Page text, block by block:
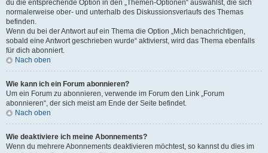
du die entsprechende Option in den „Themen-Optionen“ auswählst, die sich
normalerweise ober- und unterhalb des Diskussionsverlaufs des Themas
befinden.
Wenn du bei der Antwort auf ein Thema die Option „Mich benachrichtigen,
sobald eine Antwort geschrieben wurde“ aktivierst, wird das Thema ebenfalls
für dich abonniert.
Nach oben
Wie kann ich ein Forum abonnieren?
Um ein Forum zu abonnieren, verwende im Forum den Link „Forum
abonnieren“, der sich meist am Ende der Seite befindet.
Nach oben
Wie deaktiviere ich meine Abonnements?
Wenn du mehrere Abonnements deaktivieren möchtest, so kannst du dies im